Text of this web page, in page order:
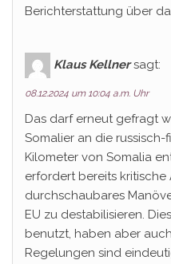
Berichterstattung über
Klaus Kellner sagt:
08.12.2024 um 10:04 a.m. Uhr
Das darf erneut gefragt
Somalier an die
Kilometer von Somalia
erfordert bereits kritische
durchschaubares
EU zu destabilisieren.
benutzt, haben aber
Regelungen sind